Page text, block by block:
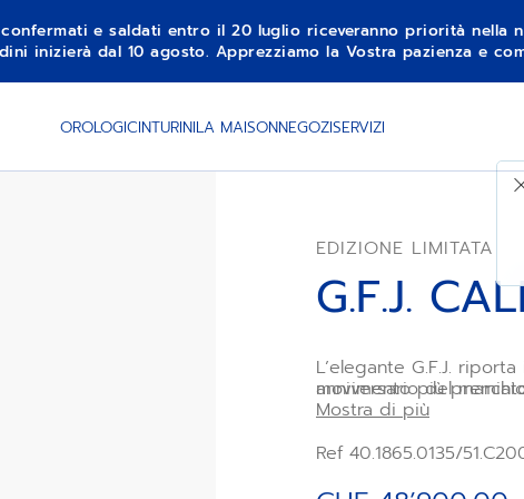
e saldati entro il 20 luglio riceveranno priorità nella
inizierà dal 10 agosto. Apprezziamo la Vostra pazienza e
OROLOGICINTURINILA MAISONNEGOZISERVIZI
EDIZIONE LIMITATA
G.F.J.
L’elegante G.F.J.
movimento più
competizioni
migliorano l’affidabilità,
°
anniversario del
Mostra di più
Ref 40.1865.0135/